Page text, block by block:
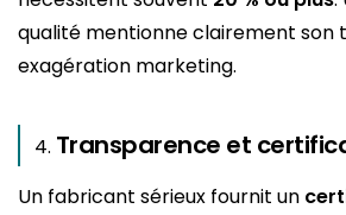
qualité mentionne clairement son
exagération marketing.
Transparence et
Un fabricant sérieux fournit un